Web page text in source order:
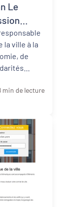
Le
ville à la
la ville à la
de
min de lecture